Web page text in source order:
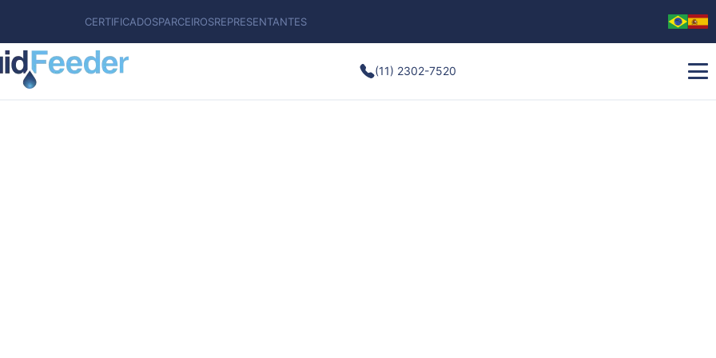
CERTIFICADOSPARCEIROSREPRESENTANTES
(11) 2302-7520